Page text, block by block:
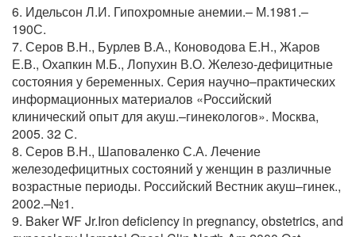
6. Идельсон Л.И. Гипохромные анемии.– М.1981.–
190С.
7. Серов В.Н., Бурлев В.А., Коноводова Е.Н., Жаров
Е.В., Охапкин М.Б., Лопухин В.О. Железо-дефицитные
состояния у беременных. Серия научно–практических
информационных материалов «Российский
клинический опыт для акуш.–гинекологов». Москва,
2005. 32 С.
8. Серов В.Н., Шаповаленко С.А. Лечение
железодефицитных состояний у женщин в различные
возрастные периоды. Российский Вестник акуш–гинек.,
2002.–№1.
9. Baker WF Jr.Iron deficiency in pregnancy, obstetrics, and